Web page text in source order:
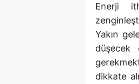
Enerji
Yakın
düşecek
dikkate